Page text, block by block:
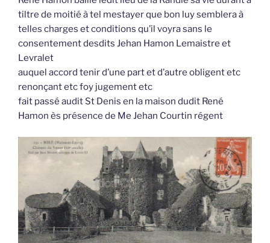
tiltre de moitié à tel mestayer que bon luy semblera à
telles charges et conditions qu’il voyra sans le
consentement desdits Jehan Hamon Lemaistre et
Levralet
auquel accord tenir d’une part et d’autre obligent etc
renonçant etc foy jugement etc
fait passé audit St Denis en la maison dudit René
Hamon ès présence de Me Jehan Courtin régent